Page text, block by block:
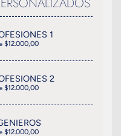
1
$12.000,00
2
$12.000,00
$12.000,00